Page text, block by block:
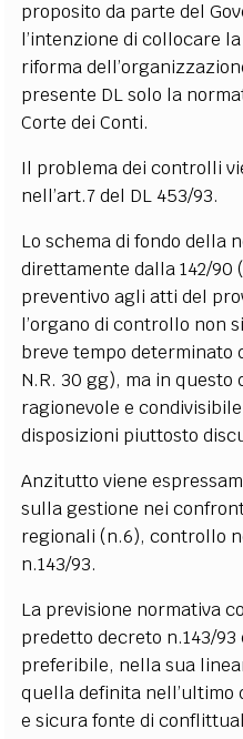
proposito da parte del
l’intenzione di collocare
riforma
presente DL solo la
Corte dei Conti.
Il problema dei controlli
nell’art.7 del DL 453/93.
Lo schema di fondo della
direttamente dalla 142/
preventivo agli atti del
l’organo di controllo non
breve tempo determinato
N.R. 30 gg), ma in
ragionevole e
disposizioni piuttosto
Anzitutto viene
sulla gestione nei
regionali (n.6), controllo
n.143/93.
La previsione normativa
predetto decreto n.143/
preferibile, nella sua
quella definita
e sicura fonte di